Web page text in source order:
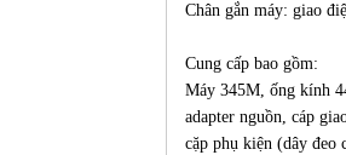
Chân gắn máy: giao
Cung cấp bao gồm:
Máy 345M, ống kính
adapter nguồn, cáp
cặp phụ kiện (dây